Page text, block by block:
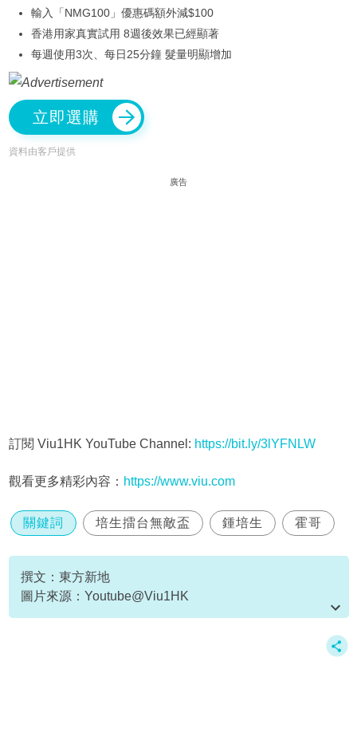
輸入「NMG100」優惠碼額外減$100
香港用家真實試用 8週後效果已經顯著
每週使用3次、每日25分鐘 髮量明顯增加
立即選購
資料由客戶提供
廣告
訂閱 Viu1HK YouTube Channel: https://bit.ly/3lYFNLW
觀看更多精彩內容： https://www.viu.com
關鍵詞 培生擂台無敵盃 鍾培生 霍哥
撰文：東方新地
圖片來源：Youtube@Viu1HK
資料或影片來源：Youtube@Viu1HK